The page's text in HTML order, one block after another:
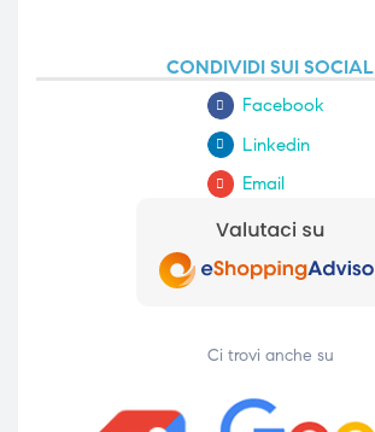
CONDIVIDI SUI SOCIAL
Facebook
Linkedin
Email
Ci trovi anche su